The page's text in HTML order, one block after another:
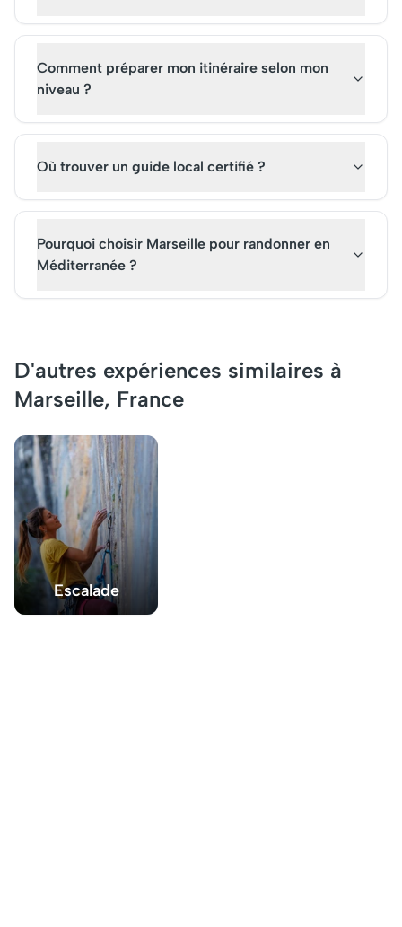
Comment préparer mon itinéraire selon mon
niveau ?
Où trouver un guide local certifié ?
Pourquoi choisir Marseille pour randonner en
Méditerranée ?
D'autres expériences similaires à
Marseille, France
Escalade